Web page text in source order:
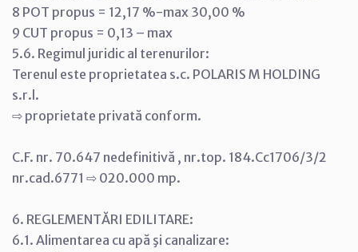
8 POT propus = 12,17 %-max 30,00 %
9 CUT propus = 0,13 – max
5.6. Regimul juridic al terenurilor:
Terenul este proprietatea s.c. POLARIS M HOLDING
s.r.l.
⇨ proprietate privată conform.
C.F. nr. 70.647 nedefinitivă , nr.top. 184.Cc1706/3/2
nr.cad.6771 ⇨ 020.000 mp.
6. REGLEMENTĂRI EDILITARE:
6.1. Alimentarea cu apă şi canalizare: